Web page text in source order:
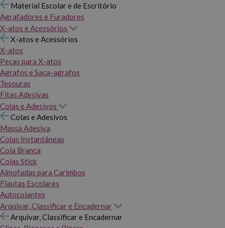
Material Escolar e de Escritório
Agrafadores e Furadores
X-atos e Acessórios
X-atos e Acessórios
X-atos
Peças para X-atos
Agrafos e Saca-agrafos
Tesouras
Fitas Adesivas
Colas e Adesivos
Colas e Adesivos
Massa Adesiva
Colas Instantâneas
Cola Branca
Colas Stick
Almofadas para Carimbos
Flautas Escolares
Autocolantes
Arquivar, Classificar e Encadernar
Arquivar, Classificar e Encadernar